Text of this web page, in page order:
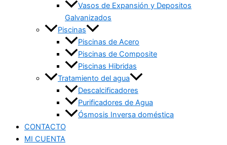
Vasos de Expansión y Depositos
Galvanizados
Piscinas
Piscinas de Acero
Piscinas de Composite
Piscinas Hibridas
Tratamiento del agua
Descalcificadores
Purificadores de Agua
Ósmosis Inversa doméstica
CONTACTO
MI CUENTA